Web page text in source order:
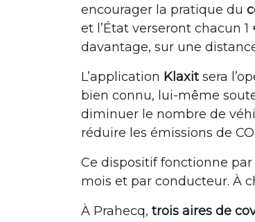
encourager la pratique du
et l’État verseront chacun
davantage, sur une
L’application Klaxitsera
bien connu, lui-même
diminuer le nombre de
réduire les émissions de
Ce dispositif fonctionne
mois et par conducteur. À
À Prahecq, trois aires de